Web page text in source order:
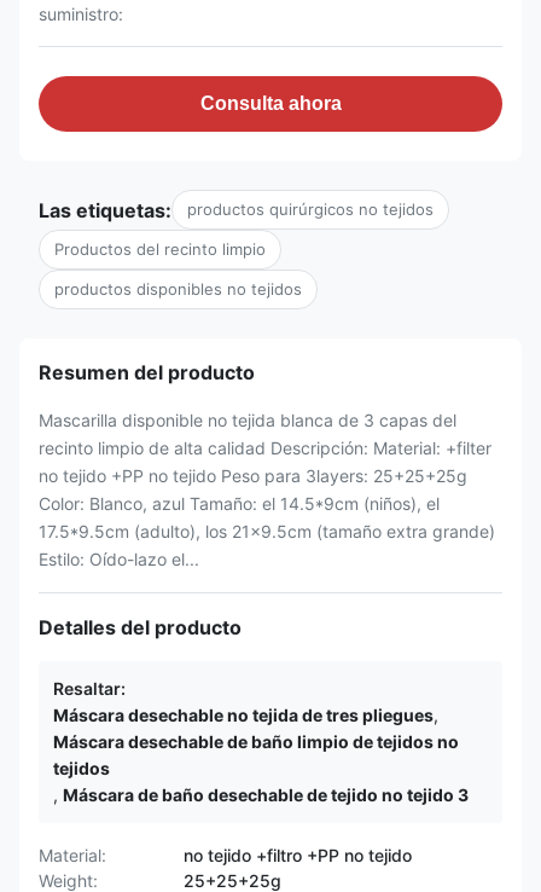
suministro:
Consulta ahora
Las etiquetas: productos quirúrgicos no tejidos
Productos del recinto limpio
productos disponibles no tejidos
Resumen del producto
Mascarilla disponible no tejida blanca de 3 capas del
recinto limpio de alta calidad Descripción: Material: +filter
no tejido +PP no tejido Peso para 3layers: 25+25+25g
Color: Blanco, azul Tamaño: el 14.5*9cm (niños), el
17.5*9.5cm (adulto), los 21x9.5cm (tamaño extra grande)
Estilo: Oído-lazo el...
Detalles del producto
Resaltar:
Máscara desechable no tejida de tres pliegues,
Máscara desechable de baño limpio de tejidos no
tejidos
, Máscara de baño desechable de tejido no tejido 3
Material:
no tejido +filtro +PP no tejido
Weight:
25+25+25g